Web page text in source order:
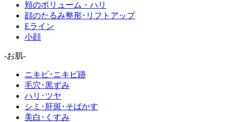
頬のボリューム・ハリ
顔のたるみ整形･リフトアップ
Eライン
小顔
-お肌-
ニキビ･ニキビ跡
毛穴･黒ずみ
ハリ･ツヤ
シミ･肝斑･そばかす
美白･くすみ